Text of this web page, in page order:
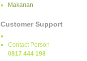
Makanan
Customer Support
Contact Person
0817 444 198